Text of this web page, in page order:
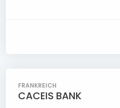
FRANKREICH
CACEIS BANK